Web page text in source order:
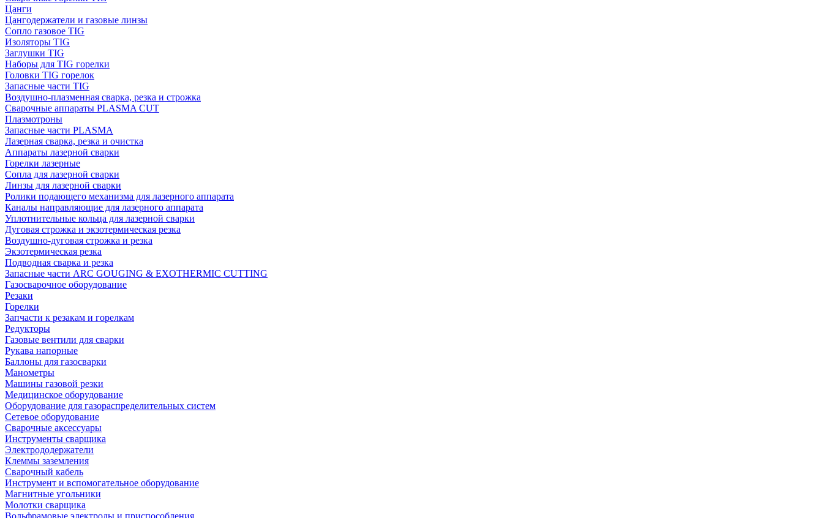
Цанги
Цангодержатели и газовые линзы
Сопло газовое TIG
Изоляторы TIG
Заглушки TIG
Наборы для TIG горелки
Головки TIG горелок
Запасные части TIG
Воздушно-плазменная сварка, резка и строжка
Сварочные аппараты PLASMA CUT
Плазмотроны
Запасные части PLASMA
Лазерная сварка, резка и очистка
Аппараты лазерной сварки
Горелки лазерные
Сопла для лазерной сварки
Линзы для лазерной сварки
Ролики подающего механизма для лазерного аппарата
Каналы направляющие для лазерного аппарата
Уплотнительные кольца для лазерной сварки
Дуговая строжка и экзотермическая резка
Воздушно-дуговая строжка и резка
Экзотермическая резка
Подводная сварка и резка
Запасные части ARC GOUGING & EXOTHERMIC CUTTING
Газосварочное оборудование
Резаки
Горелки
Запчасти к резакам и горелкам
Редукторы
Газовые вентили для сварки
Рукава напорные
Баллоны для газосварки
Манометры
Машины газовой резки
Медицинское оборудование
Оборудование для газораспределительных систем
Сетевое оборудование
Сварочные аксессуары
Инструменты сварщика
Электрододержатели
Клеммы заземления
Сварочный кабель
Инструмент и вспомогательное оборудование
Магнитные угольники
Молотки сварщика
Вольфрамовые электроды и приспособления